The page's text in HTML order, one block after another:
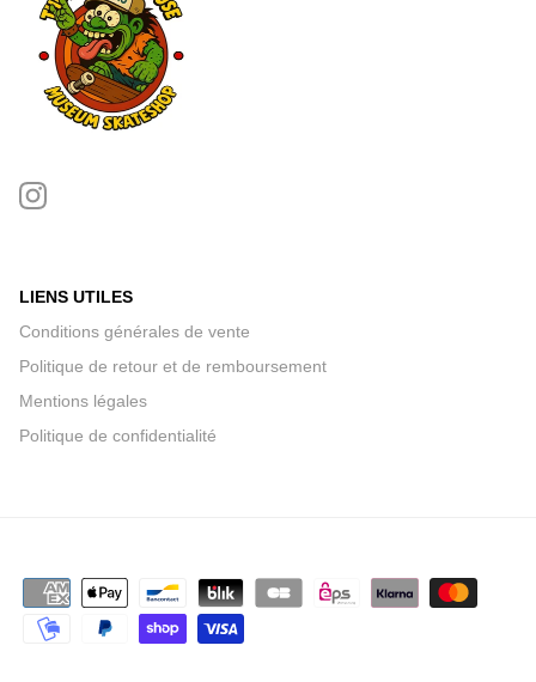
LIENS UTILES
Conditions générales de vente
Politique de retour et de remboursement
Mentions légales
Politique de confidentialité